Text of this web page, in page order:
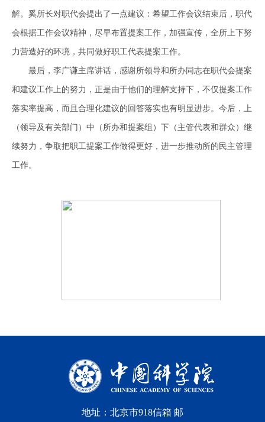
解。奚所长对职代会提出了一点建议：希望工作会议结束后，职代
会根据工作会议精神，尽早布置提案工作，加强宣传，全所上下努
力营造好的环境，共同做好职工代表提案工作。
最后，李广谦主席讲话，感谢所领导和所办同志在职代会提案
和建议工作上的努力，正是由于他们的理解支持下，不仅提案工作
落实率提高，而且合理化建议的回答落实也有明显进步。今后，上
（领导及有关部门）中（所办和提案组）下（主管代表和群众）继
续努力，争取把职工提案工作做得更好，进一步推动所的民主管理
工作。
地址：北京市918信箱 邮